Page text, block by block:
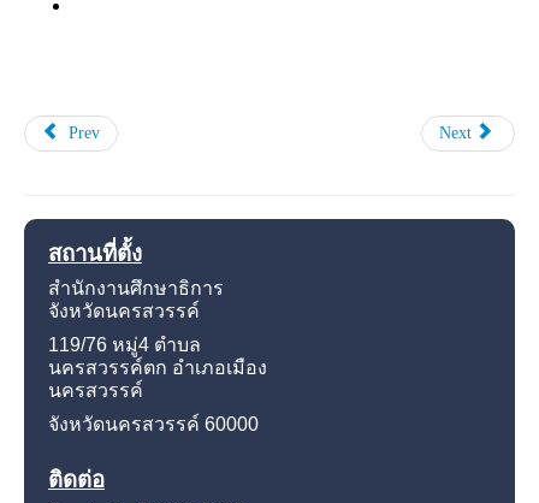
Prev Next
สถานที่ตั้ง
สำนักงานศึกษาธิการ
จังหวัดนครสวรรค์
119/76 หมู่4 ตำบล
นครสวรรค์ตก อำเภอเมือง
นครสวรรค์
จังหวัดนครสวรรค์ 60000
ติดต่อ